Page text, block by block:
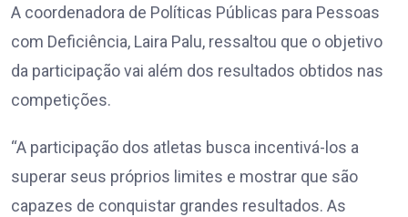
A coordenadora de Políticas Públicas para Pessoas
com Deficiência, Laira Palu, ressaltou que o objetivo
da participação vai além dos resultados obtidos nas
competições.
“A participação dos atletas busca incentivá-los a
superar seus próprios limites e mostrar que são
capazes de conquistar grandes resultados. As